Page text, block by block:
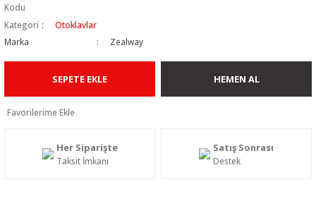
Kodu
Kategori
Otoklavlar
Marka
Zealway
SEPETE EKLE HEMEN AL
Her Siparişte
Taksit İmkanı
Satış Sonrası
Destek